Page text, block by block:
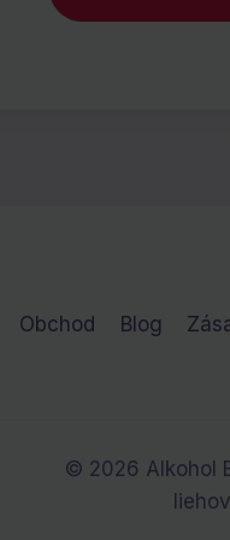
Obchod Blog
© 2026 Alkohol